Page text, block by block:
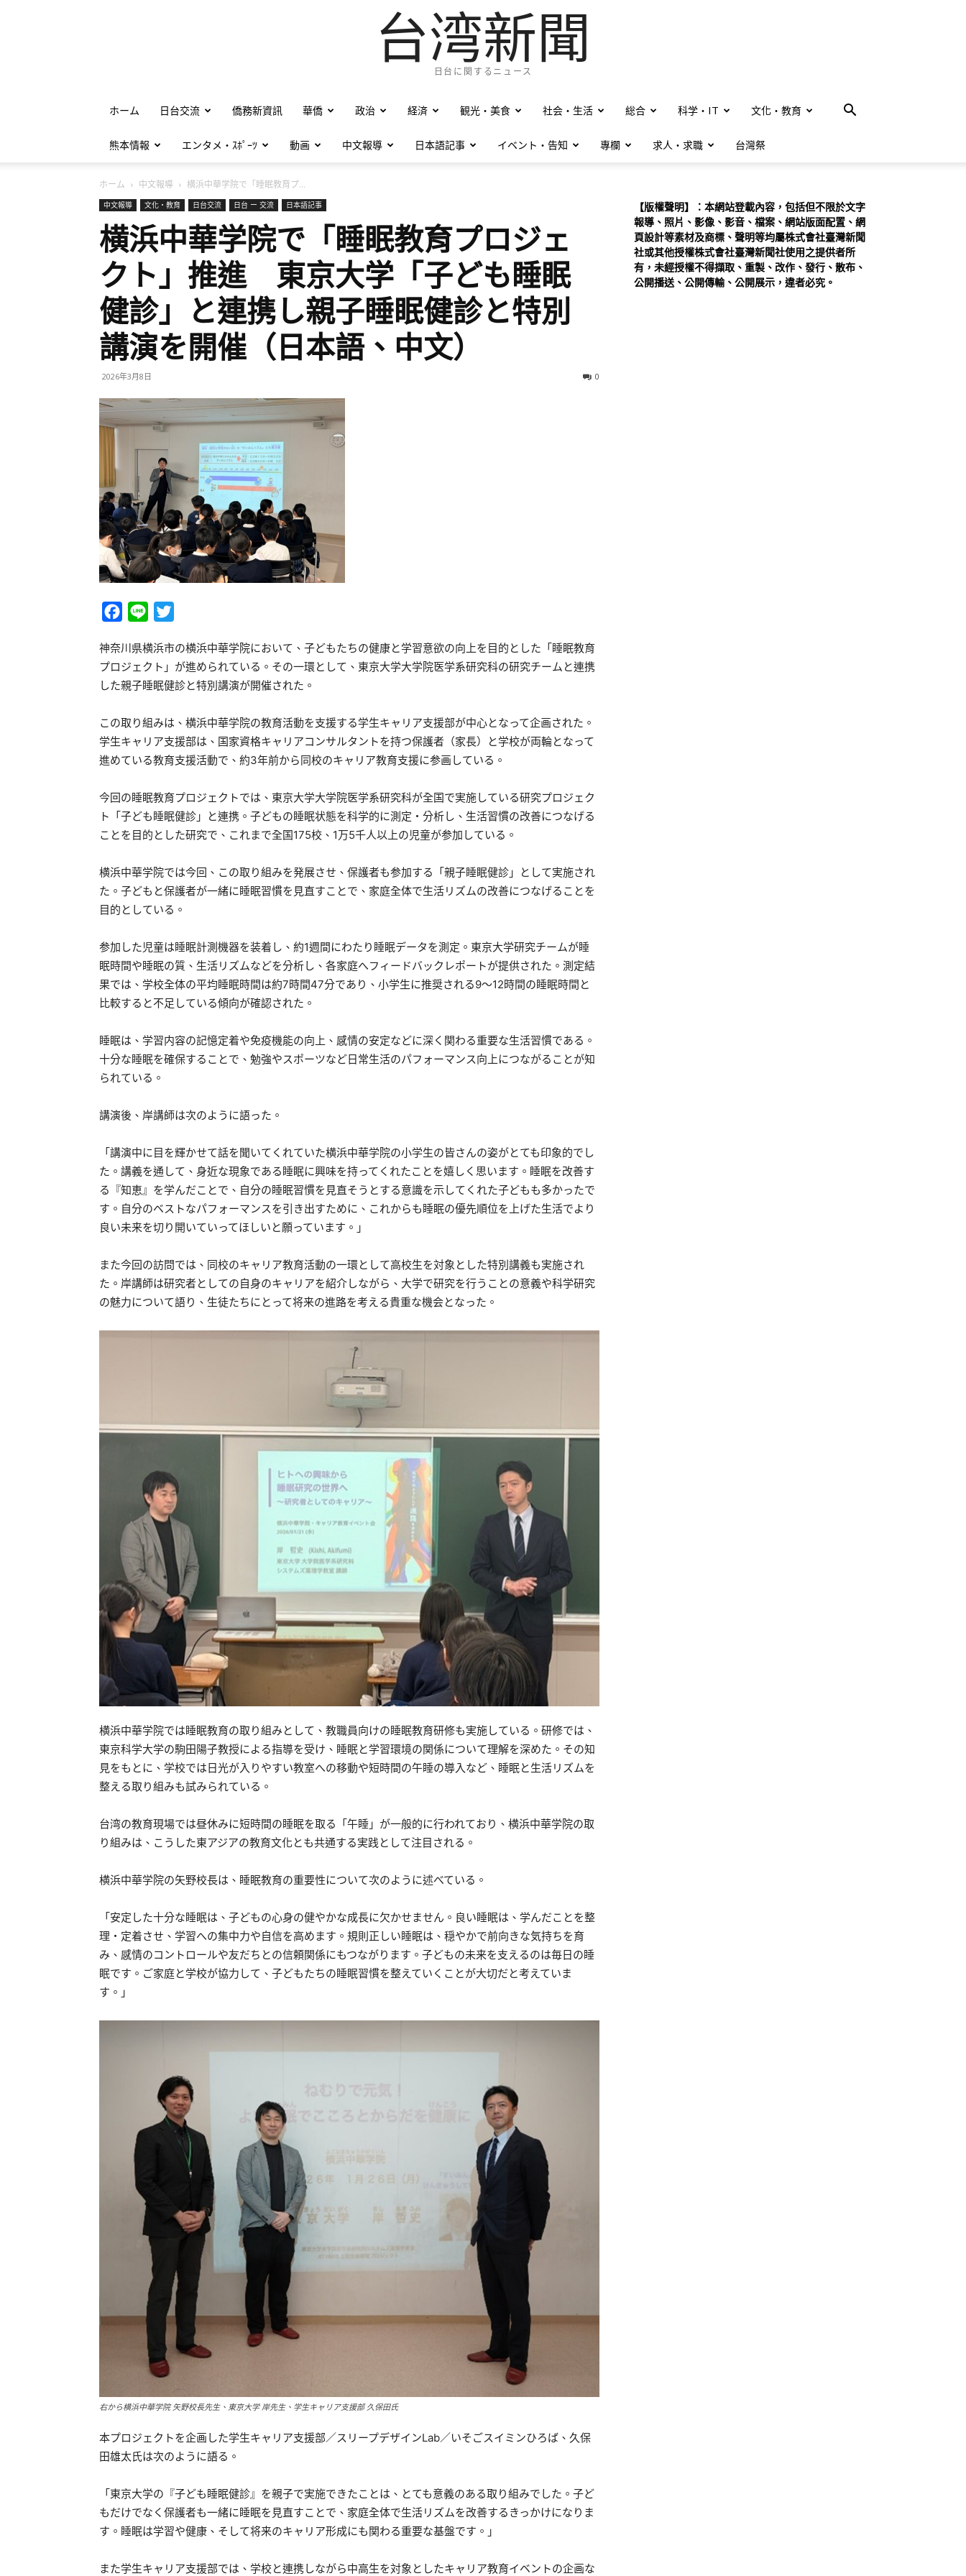
台湾新聞
日台に関するニュース
ホーム 日台交流 僑務新資訊 華僑 政治 経済 観光・美食 社会・生活 総合 科学・IT 文化・教育
熊本情報 エンタメ・ｽﾎﾟｰﾂ 動画 中文報導 日本語記事 イベント・告知 專欄 求人・求職 台灣祭
ホーム 中文報導 横浜中華学院で「睡眠教育プ...
中文報導 文化・教育 日台交流 日台 ー 交流 日本語記事
横浜中華学院で「睡眠教育プロジェ
クト」推進 東京大学「子ども睡眠
健診」と連携し親子睡眠健診と特別
講演を開催（日本語、中文）
2026年3月8日 0
Facebook
Line
神奈川県横浜市の横浜中華学院において、子どもたちの健康と学習意欲の向上を目的とした「睡眠教育
プロジェクト」が進められている。その一環として、東京大学大学院医学系研究科の研究チームと連携
した親子睡眠健診と特別講演が開催された。
この取り組みは、横浜中華学院の教育活動を支援する学生キャリア支援部が中心となって企画された。
学生キャリア支援部は、国家資格キャリアコンサルタントを持つ保護者（家長）と学校が両輪となって
進めている教育支援活動で、約3年前から同校のキャリア教育支援に参画している。
今回の睡眠教育プロジェクトでは、東京大学大学院医学系研究科が全国で実施している研究プロジェク
ト「子ども睡眠健診」と連携。子どもの睡眠状態を科学的に測定・分析し、生活習慣の改善につなげる
ことを目的とした研究で、これまで全国175校、1万5千人以上の児童が参加している。
横浜中華学院では今回、この取り組みを発展させ、保護者も参加する「親子睡眠健診」として実施され
た。子どもと保護者が一緒に睡眠習慣を見直すことで、家庭全体で生活リズムの改善につなげることを
目的としている。
参加した児童は睡眠計測機器を装着し、約1週間にわたり睡眠データを測定。東京大学研究チームが睡
眠時間や睡眠の質、生活リズムなどを分析し、各家庭へフィードバックレポートが提供された。測定結
果では、学校全体の平均睡眠時間は約7時間47分であり、小学生に推奨される9〜12時間の睡眠時間と
比較すると不足している傾向が確認された。
睡眠は、学習内容の記憶定着や免疫機能の向上、感情の安定などに深く関わる重要な生活習慣である。
十分な睡眠を確保することで、勉強やスポーツなど日常生活のパフォーマンス向上につながることが知
られている。
講演後、岸講師は次のように語った。
「講演中に目を輝かせて話を聞いてくれていた横浜中華学院の小学生の皆さんの姿がとても印象的でし
た。講義を通して、身近な現象である睡眠に興味を持ってくれたことを嬉しく思います。睡眠を改善す
る『知恵』を学んだことで、自分の睡眠習慣を見直そうとする意識を示してくれた子どもも多かったで
す。自分のベストなパフォーマンスを引き出すために、これからも睡眠の優先順位を上げた生活でより
良い未来を切り開いていってほしいと願っています。」
また今回の訪問では、同校のキャリア教育活動の一環として高校生を対象とした特別講義も実施され
た。岸講師は研究者としての自身のキャリアを紹介しながら、大学で研究を行うことの意義や科学研究
の魅力について語り、生徒たちにとって将来の進路を考える貴重な機会となった。
横浜中華学院では睡眠教育の取り組みとして、教職員向けの睡眠教育研修も実施している。研修では、
東京科学大学の駒田陽子教授による指導を受け、睡眠と学習環境の関係について理解を深めた。その知
見をもとに、学校では日光が入りやすい教室への移動や短時間の午睡の導入など、睡眠と生活リズムを
整える取り組みも試みられている。
台湾の教育現場では昼休みに短時間の睡眠を取る「午睡」が一般的に行われており、横浜中華学院の取
り組みは、こうした東アジアの教育文化とも共通する実践として注目される。
横浜中華学院の矢野校長は、睡眠教育の重要性について次のように述べている。
「安定した十分な睡眠は、子どもの心身の健やかな成長に欠かせません。良い睡眠は、学んだことを整
理・定着させ、学習への集中力や自信を高めます。規則正しい睡眠は、穏やかで前向きな気持ちを育
み、感情のコントロールや友だちとの信頼関係にもつながります。子どもの未来を支えるのは毎日の睡
眠です。ご家庭と学校が協力して、子どもたちの睡眠習慣を整えていくことが大切だと考えていま
す。」
右から横浜中華学院 矢野校長先生、東京大学 岸先生、学生キャリア支援部 久保田氏
本プロジェクトを企画した学生キャリア支援部／スリープデザインLab／いそごスイミンひろば、久保
田雄太氏は次のように語る。
「東京大学の『子ども睡眠健診』を親子で実施できたことは、とても意義のある取り組みでした。子ど
もだけでなく保護者も一緒に睡眠を見直すことで、家庭全体で生活リズムを改善するきっかけになりま
す。睡眠は学習や健康、そして将来のキャリア形成にも関わる重要な基盤です。」
また学生キャリア支援部では、学校と連携しながら中高生を対象としたキャリア教育イベントの企画な
【版權聲明】：本網站登載內容，包括但不限於文字
報導、照片、影像、影音、檔案、網站版面配置、網
頁設計等素材及商標、聲明等均屬株式會社臺灣新聞
社或其他授權株式會社臺灣新聞社使用之提供者所
有，未經授權不得擷取、重製、改作、發行、散布、
公開播送、公開傳輸、公開展示，違者必究。